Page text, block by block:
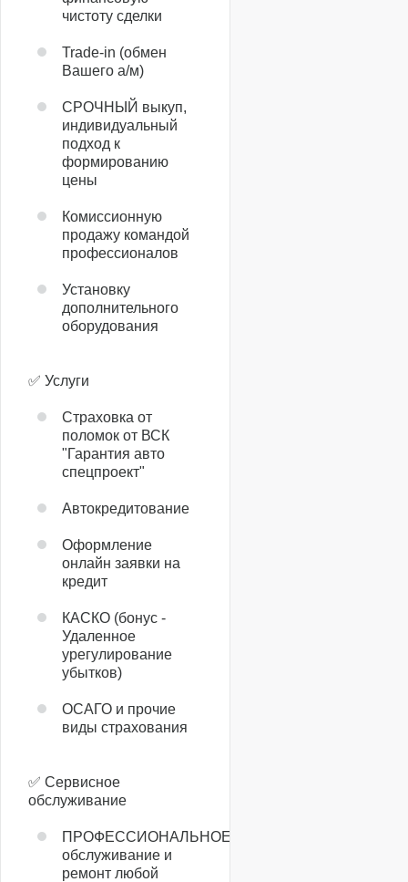
чистоту сделки
Trade-in (обмен
Вашего а/м)
СРОЧНЫЙ выкуп,
индивидуальный
подход к
формированию
цены
Комиссионную
продажу командой
профессионалов
Установку
дополнительного
оборудования
✅ Услуги
Страховка от
поломок от ВСК
"Гарантия авто
спецпроект"
Автокредитование
Оформление
онлайн заявки на
кредит
КАСКО (бонус -
Удаленное
урегулирование
убытков)
ОСАГО и прочие
виды страхования
✅ Сервисное
обслуживание
ПРОФЕССИОНАЛЬНОЕ
обслуживание и
ремонт любой